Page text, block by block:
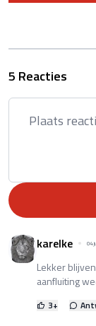
5 Reacties
karelke 04
Lekker
aanfluiting
3+